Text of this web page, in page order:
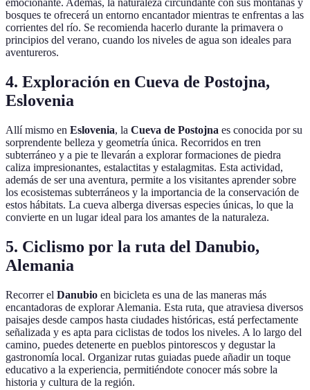
emocionante. Además, la naturaleza circundante con sus montañas y
bosques te ofrecerá un entorno encantador mientras te enfrentas a las
corrientes del río. Se recomienda hacerlo durante la primavera o
principios del verano, cuando los niveles de agua son ideales para
aventureros.
4. Exploración en Cueva de Postojna,
Eslovenia
Allí mismo en Eslovenia, la Cueva de Postojna es conocida por su
sorprendente belleza y geometría única. Recorridos en tren
subterráneo y a pie te llevarán a explorar formaciones de piedra
caliza impresionantes, estalactitas y estalagmitas. Esta actividad,
además de ser una aventura, permite a los visitantes aprender sobre
los ecosistemas subterráneos y la importancia de la conservación de
estos hábitats. La cueva alberga diversas especies únicas, lo que la
convierte en un lugar ideal para los amantes de la naturaleza.
5. Ciclismo por la ruta del Danubio,
Alemania
Recorrer el Danubio en bicicleta es una de las maneras más
encantadoras de explorar Alemania. Esta ruta, que atraviesa diversos
paisajes desde campos hasta ciudades históricas, está perfectamente
señalizada y es apta para ciclistas de todos los niveles. A lo largo del
camino, puedes detenerte en pueblos pintorescos y degustar la
gastronomía local. Organizar rutas guiadas puede añadir un toque
educativo a la experiencia, permitiéndote conocer más sobre la
historia y cultura de la región.